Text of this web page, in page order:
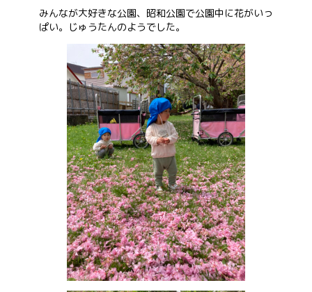
ベビーシッター
家事代行
認可保育園一覧
お問い合わせ
会社概要
みんなが大好きな公園、昭和公園で公園中に花がいっ
ぱい。じゅうたんのようでした。